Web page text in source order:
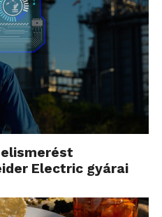
Electric gyárai